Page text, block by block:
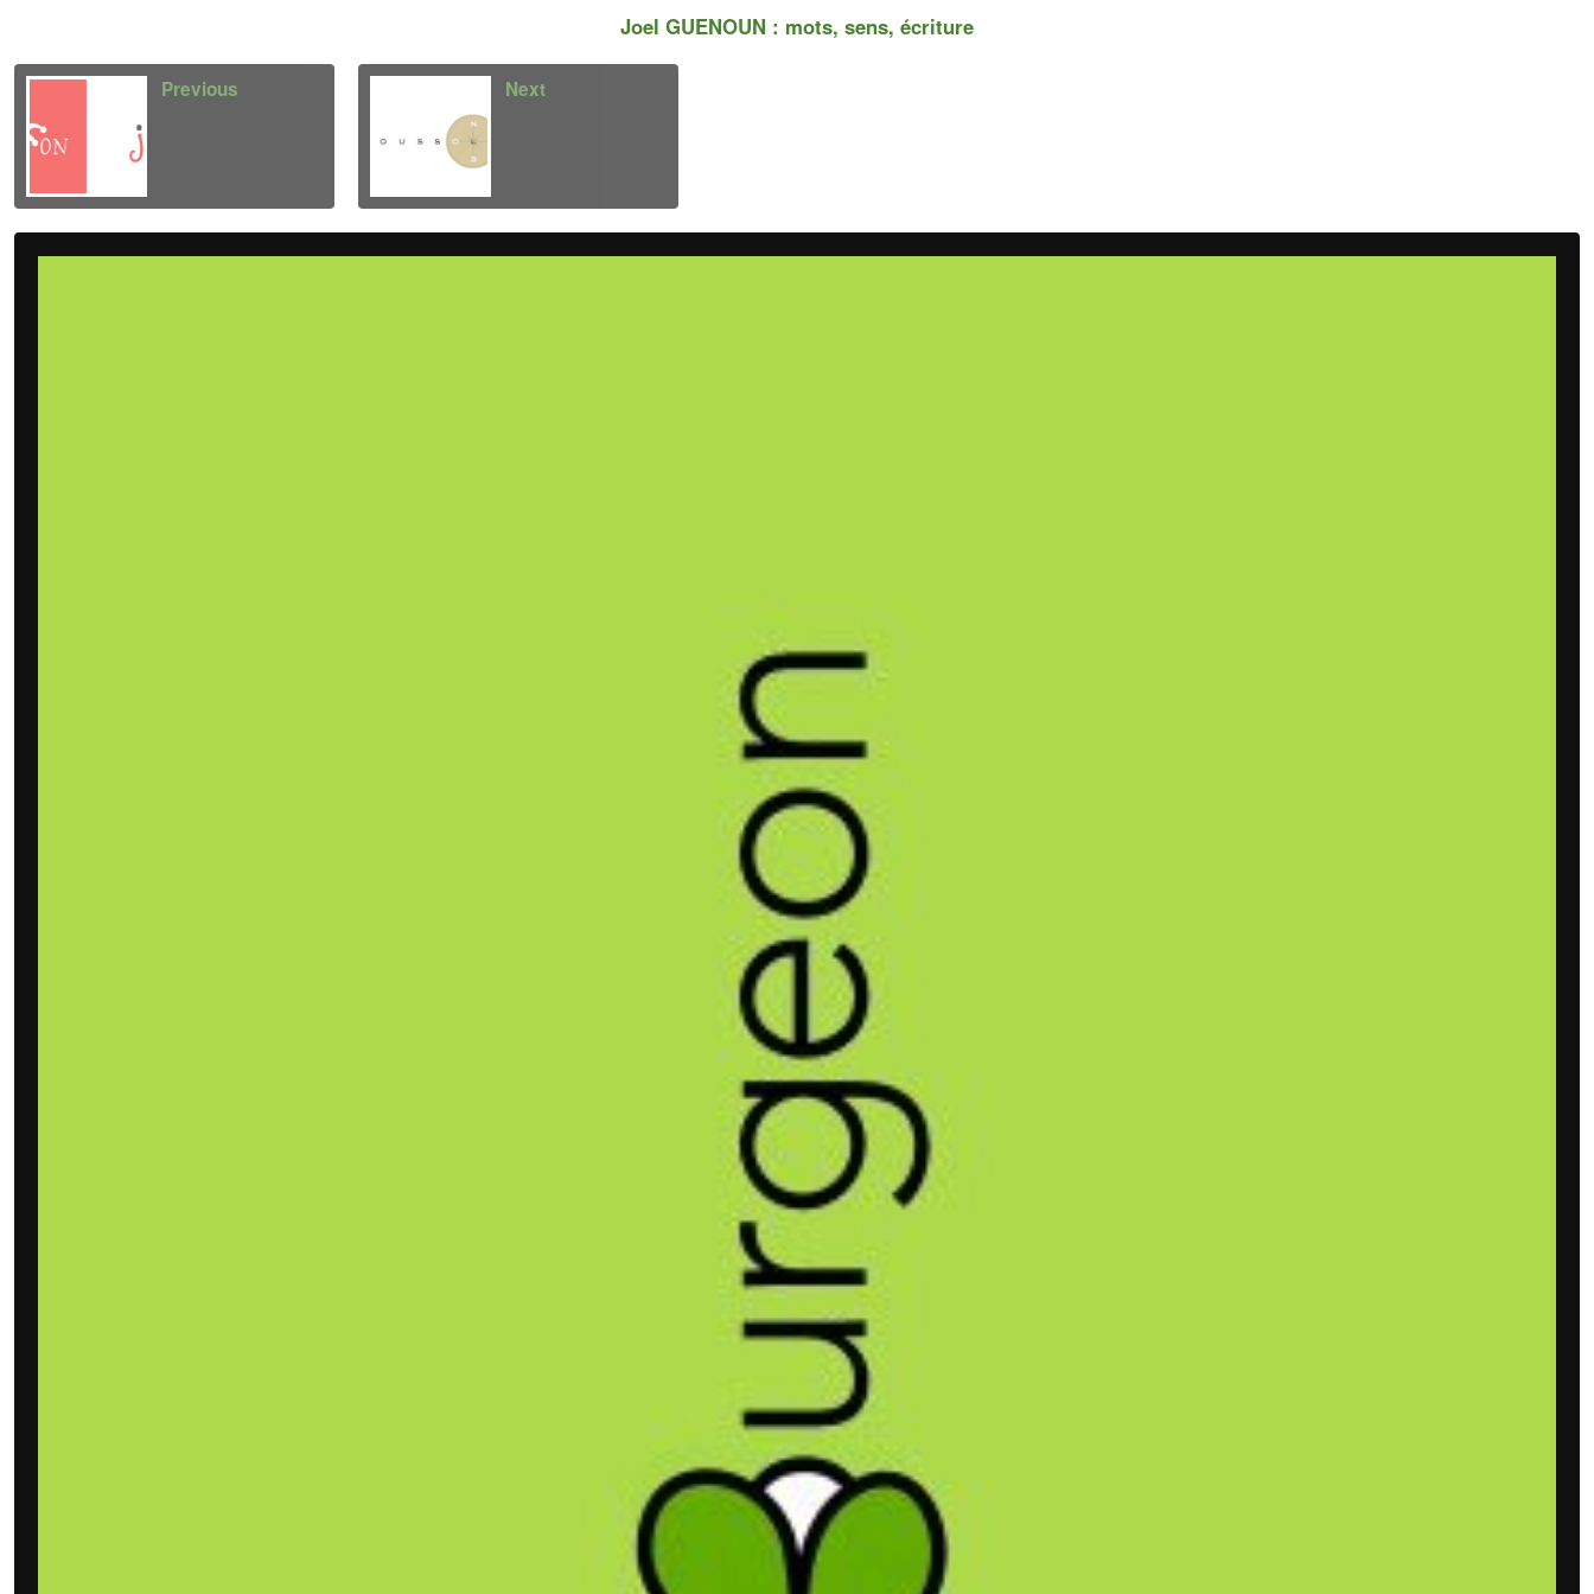
Joel GUENOUN : mots, sens, écriture
Previous Next